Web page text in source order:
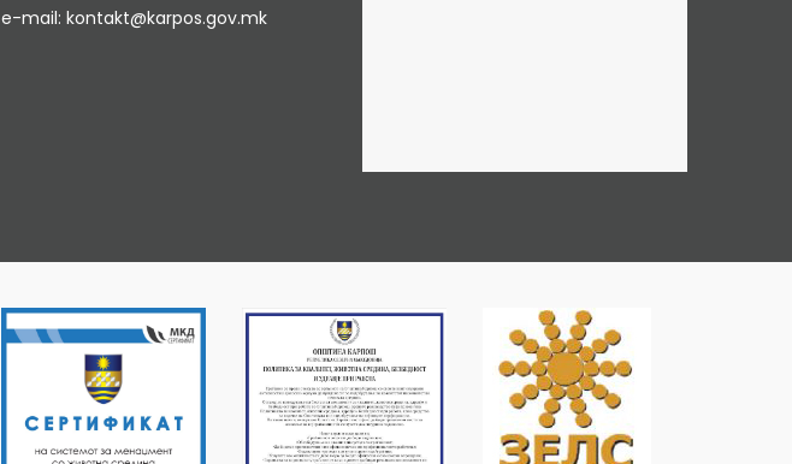
e-mail: kontakt@karpos.gov.mk